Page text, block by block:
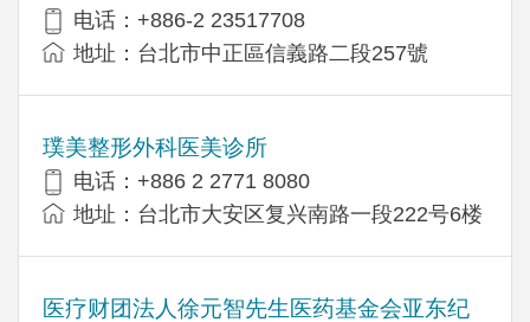
电话：+886-2 23517708
地址：台北市中正區信義路二段257號
璞美整形外科医美诊所
电话：+886 2 2771 8080
地址：台北市大安区复兴南路一段222号6楼
医疗财团法人徐元智先生医药基金会亚东纪